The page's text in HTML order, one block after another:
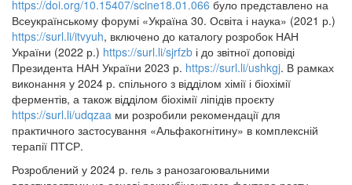
https://doi.org/10.15407/scine18.01.066 було представлено на
Всеукраїнському форумі «Україна 30. Освіта і наука» (2021 р.)
https://surl.li/itvyuh, включено до каталогу розробок НАН
України (2022 р.) https://surl.li/sjrfzb і до звітної доповіді
Президента НАН України 2023 р. https://surl.li/ushkgj. В рамках
виконання у 2024 р. спільного з відділом хімії і біохімії
ферментів, а також відділом біохімії ліпідів проєкту
https://surl.li/udqzaa ми розробили рекомендації для
практичного застосування «Альфакогнітину» в комплексній
терапії ПТСР.
Розроблений у 2024 р. гель з ранозагоювальними